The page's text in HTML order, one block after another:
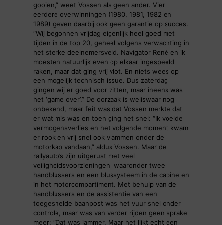
gooien,” weet Vossen als geen ander. Vier
eerdere overwinningen (1980, 1981, 1982 en
1989) geven daarbij ook geen garantie op succes.
“Wij begonnen vrijdag eigenlijk heel goed met
tijden in de top 20, geheel volgens verwachting in
het sterke deelnemersveld. Navigator René en ik
moesten natuurlijk even op elkaar ingespeeld
raken, maar dat ging vrij vlot. En niets wees op
een mogelijk technisch issue. Dus zaterdag
gingen wij er goed voor zitten, maar ineens was
het ‘game over’.” De oorzaak is weliswaar nog
onbekend, maar feit was dat Vossen merkte dat
er wat mis was en toen ging het snel: “Ik voelde
vermogensverlies en het volgende moment kwam
er rook en vrij snel ook vlammen onder de
motorkap vandaan,” aldus Vossen. Maar de
rallyauto’s zijn uitgerust met veel
veiligheidsvoorzieningen, waaronder twee
handblussers en een blussysteem in de cabine en
in het motorcompartiment. Met behulp van de
handblussers en de assistentie van een
toegesnelde baanpost was het vuur snel onder
controle, maar was van verder rijden geen sprake
meer: “Dat was jammer. Maar het lijkt echt een